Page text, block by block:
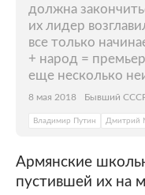
должна
их лидер
все только
+ народ =
еще несколько
8 мая 2018 Бывший
Владимир Путин Дмитрий
Армянские
пустившей их на